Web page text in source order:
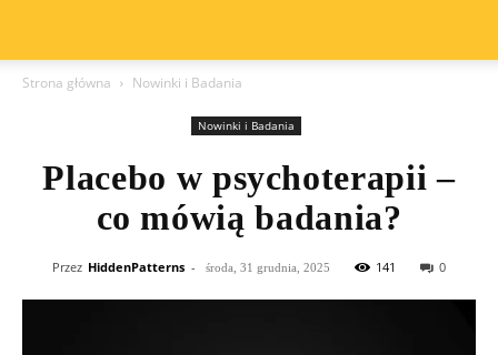
Strona główna Nowinki i Badania
Nowinki i Badania
Placebo w psychoterapii –
co mówią badania?
Przez HiddenPatterns - środa, 31 grudnia, 2025 141 0